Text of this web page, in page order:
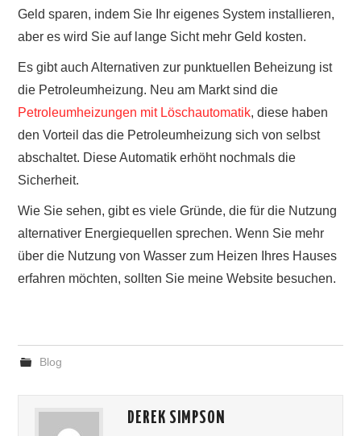
Geld sparen, indem Sie Ihr eigenes System installieren,
aber es wird Sie auf lange Sicht mehr Geld kosten.
Es gibt auch Alternativen zur punktuellen Beheizung ist
die Petroleumheizung. Neu am Markt sind die
Petroleumheizungen mit Löschautomatik, diese haben
den Vorteil das die Petroleumheizung sich von selbst
abschaltet. Diese Automatik erhöht nochmals die
Sicherheit.
Wie Sie sehen, gibt es viele Gründe, die für die Nutzung
alternativer Energiequellen sprechen. Wenn Sie mehr
über die Nutzung von Wasser zum Heizen Ihres Hauses
erfahren möchten, sollten Sie meine Website besuchen.
Blog
DEREK SIMPSON